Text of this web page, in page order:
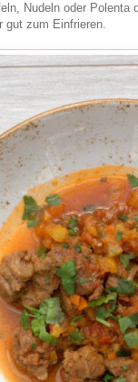
Nudeln oder
gut zum Einfrieren.